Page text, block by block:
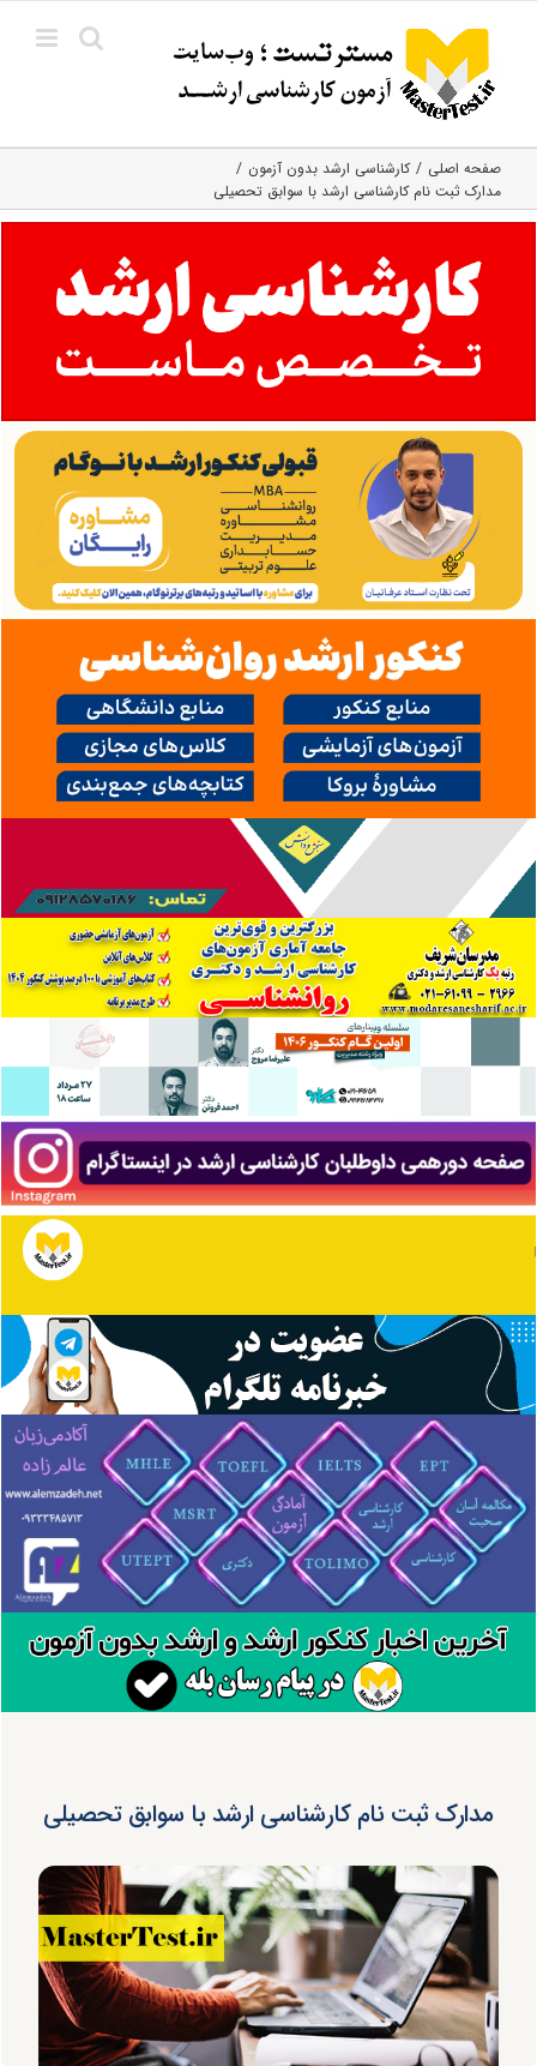
content
صفحه اصلی
کارشناسی ارشد بدون آزمون
مدارک ثبت نام کارشناسی ارشد با سوابق تحصیلی
مدارک ثبت نام کارشناسی ارشد با سوابق تحصیلی